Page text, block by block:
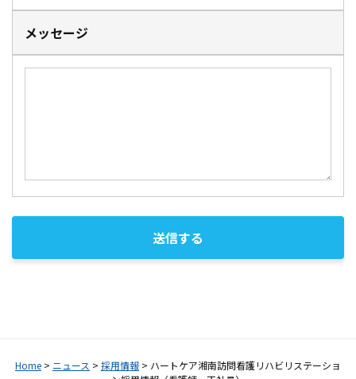
メッセージ
Home > ニュース > 採用情報 > ハートケア湘南訪問看護リハビリステーショ